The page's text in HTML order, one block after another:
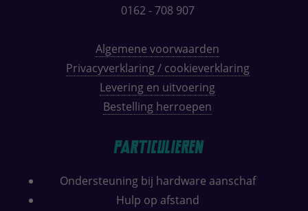
0162 - 708 907
Algemene voorwaarden
Privacyverklaring / cookieverklaring
Levering en uitvoering
Bestelling herroepen
Particulieren
Ondersteuning bij hardware aanschaf
Hulp op afstand